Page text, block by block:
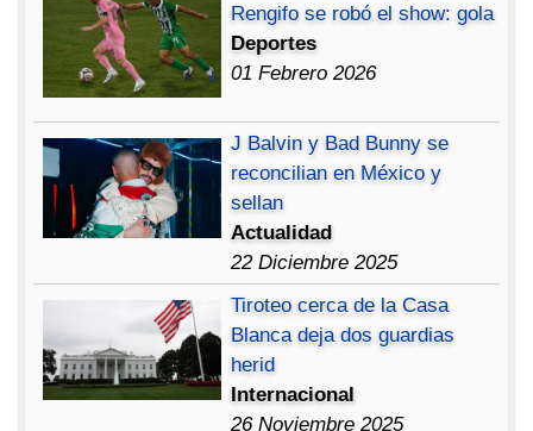
Rengifo se robó el show: gola
Deportes
01 Febrero 2026
J Balvin y Bad Bunny se
reconcilian en México y
sellan
Actualidad
22 Diciembre 2025
Tiroteo cerca de la Casa
Blanca deja dos guardias
herid
Internacional
26 Noviembre 2025